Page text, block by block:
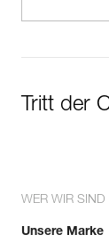
Tritt der
WER WIR SIND
Unsere Marke